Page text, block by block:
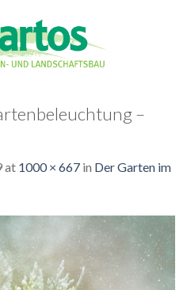
–
at 1000 × 667 in Der Garten im